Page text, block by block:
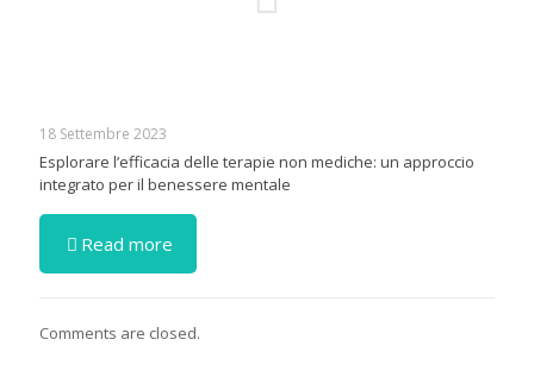
18 Settembre 2023
Esplorare l’efficacia delle terapie non mediche: un approccio
integrato per il benessere mentale
Read more
Comments are closed.